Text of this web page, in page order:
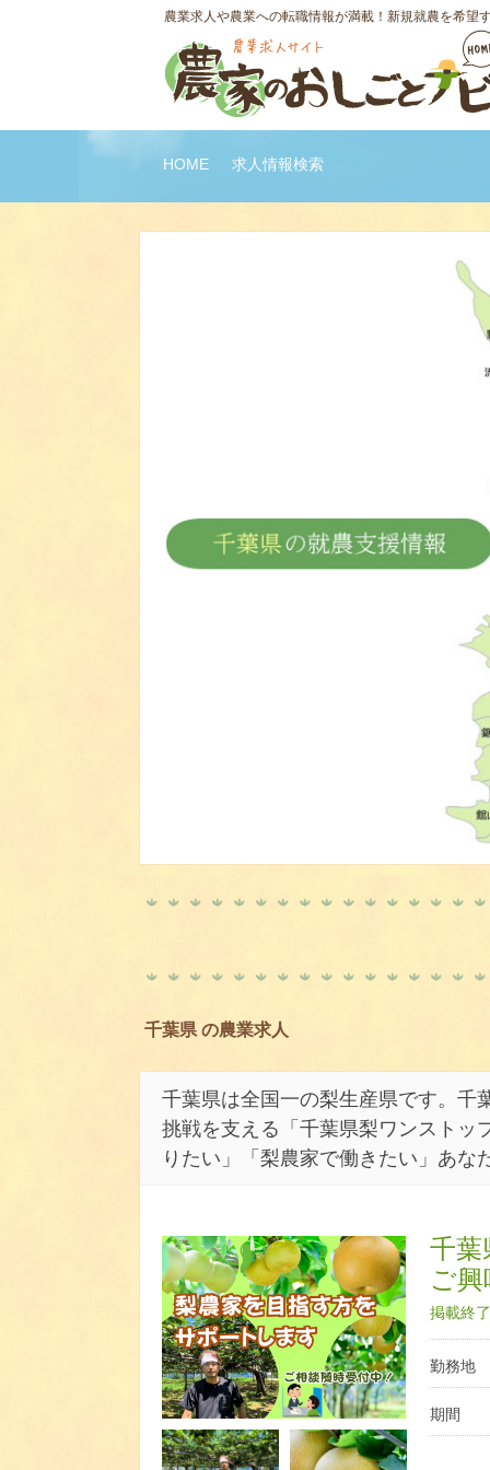
農業求人や農業への転職情報が満載！新規就農を希望
HOME 求人情報検索
千葉県 の農業求人
千葉県は全国一の梨生産県です。千
挑戦を支える「千葉県梨ワンストッ
りたい」「梨農家で働きたい」あな
千
ご
掲載終
勤務地
期間